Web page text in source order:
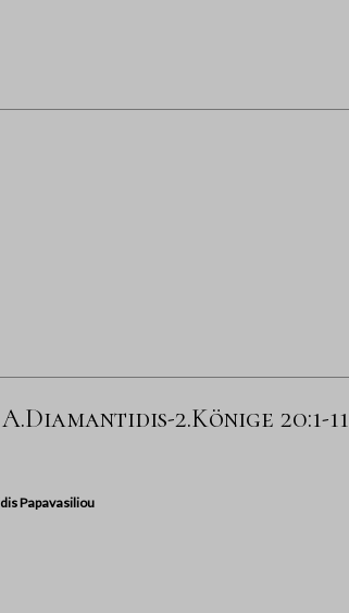
2.Könige 20:1-11
Papavasiliou